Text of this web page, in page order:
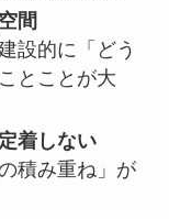
間
設的に「どう
とことが大
着しない
積み重ね」が